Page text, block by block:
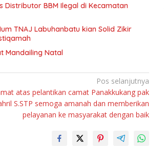
Distributor BBM Ilegal di Kecamatan
TNAJ Labuhanbatu kian Solid Zikir
Mandailing Natal
Pos selanjutnya
atas pelantikan camat Panakkukang pak
S.STP semoga amanah dan memberikan
pelayanan ke masyarakat dengan baik